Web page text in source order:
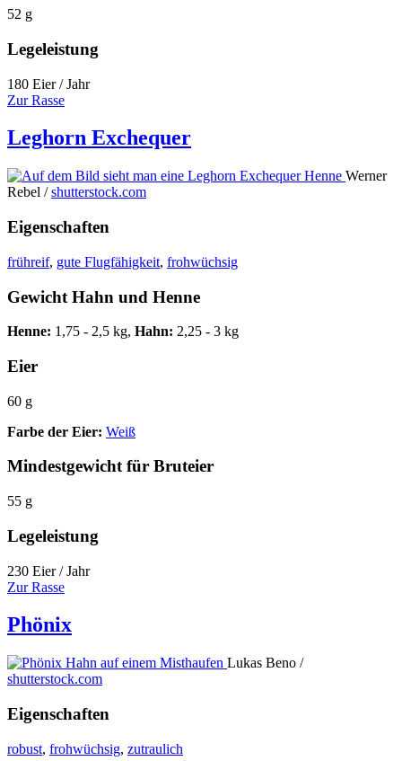
52 g
Legeleistung
180 Eier / Jahr
Zur Rasse
Leghorn Exchequer
Werner
Rebel /shutterstock.com
Eigenschaften
frühreif, gute Flugfähigkeit, frohwüchsig
Gewicht Hahn und Henne
Henne: 1,75 - 2,5 kg, Hahn: 2,25 - 3 kg
Eier
60 g
Farbe der Eier: Weiß
Mindestgewicht für Bruteier
55 g
Legeleistung
230 Eier / Jahr
Zur Rasse
Phönix
Lukas Beno /
shutterstock.com
Eigenschaften
robust, frohwüchsig, zutraulich